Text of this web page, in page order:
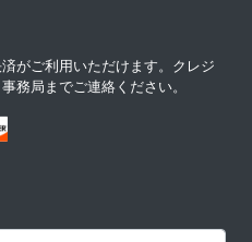
がご利用いただけます。クレジ
務局までご連絡ください。